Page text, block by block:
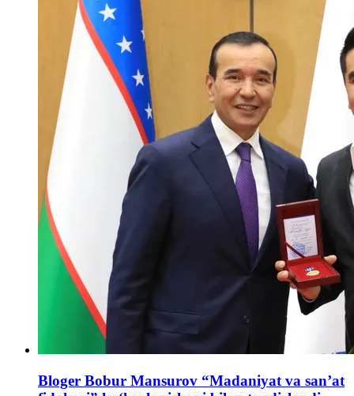
Bloger Bobur Mansurov “Madaniyat va san’at